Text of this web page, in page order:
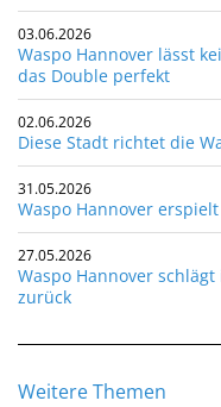
03.06.2026
Waspo Hannover lässt
das Double perfekt
02.06.2026
Diese Stadt richtet die
31.05.2026
Waspo Hannover
27.05.2026
Waspo Hannover
zurück
Weitere Themen